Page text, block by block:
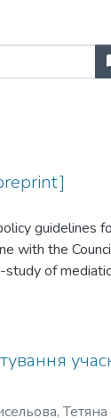
guidelines
with the
of
report
of the
efficiency of
soft, gradual
regulation with
Тетяна